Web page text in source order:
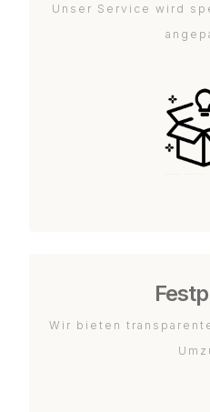
Unser Service wird
Wir bieten